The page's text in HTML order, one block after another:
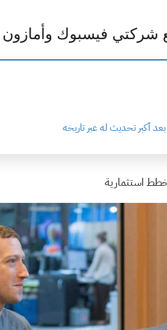
فيسبوك وأمازون
أكبر تحديث له عبر تاريخه
استثمارية